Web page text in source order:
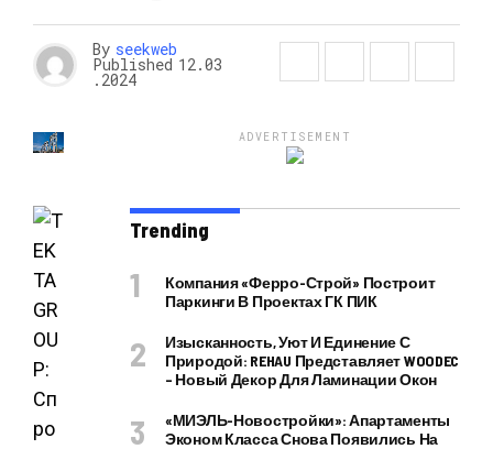
By seekweb
Published 12.03
.2024
ADVERTISEMENT
Trending
Компания «Ферро-Строй» Построит
Паркинги В Проектах ГК ПИК
Изысканность, Уют И Единение С
Природой: REHAU Представляет WOODEC
– Новый Декор Для Ламинации Окон
«МИЭЛЬ-Новостройки»: Апартаменты
Эконом Класса Снова Появились На